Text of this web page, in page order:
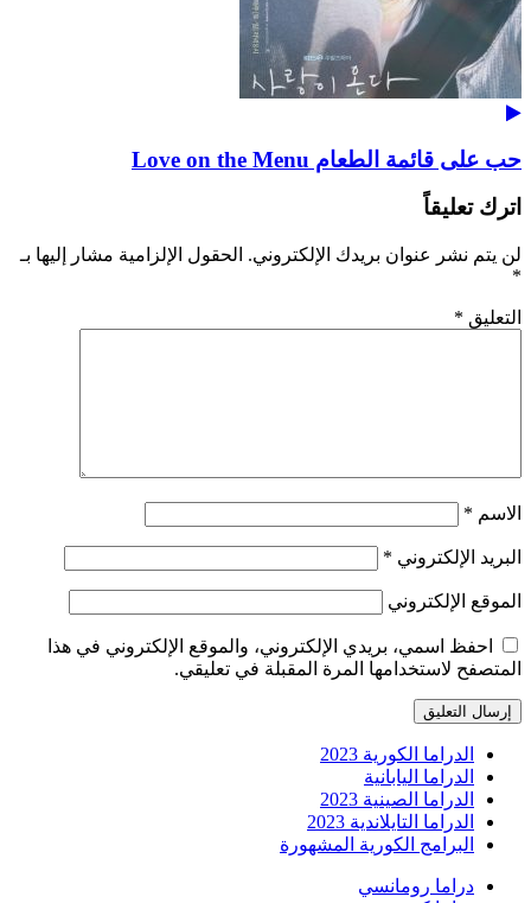
حب على قائمة الطعام Love on the Menu
اترك تعليقاً
لن يتم نشر عنوان بريدك الإلكتروني. الحقول الإلزامية مشار إليها بـ
*
التعليق *
الاسم *
البريد الإلكتروني *
الموقع الإلكتروني
احفظ اسمي، بريدي الإلكتروني، والموقع الإلكتروني في هذا
المتصفح لاستخدامها المرة المقبلة في تعليقي.
الدراما الكورية 2023
الدراما اليابانية
الدراما الصينية 2023
الدراما التايلاندية 2023
البرامج الكورية المشهورة
دراما رومانسي